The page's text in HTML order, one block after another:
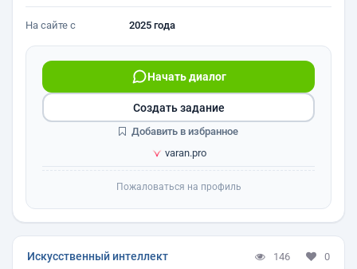
На сайте с 2025 года
Начать диалог
varan.pro
Создать задание
Добавить в избранное
Пожаловаться на профиль
Искусственный интеллект 146 0